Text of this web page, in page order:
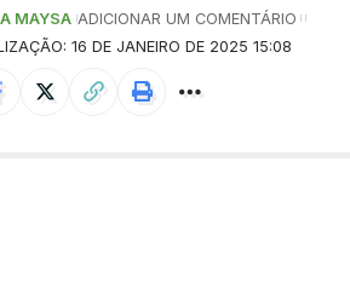
16 DE JANEIRO DE 2025 15:08
MAYSA ADICIONAR UM COMENTÁRIO